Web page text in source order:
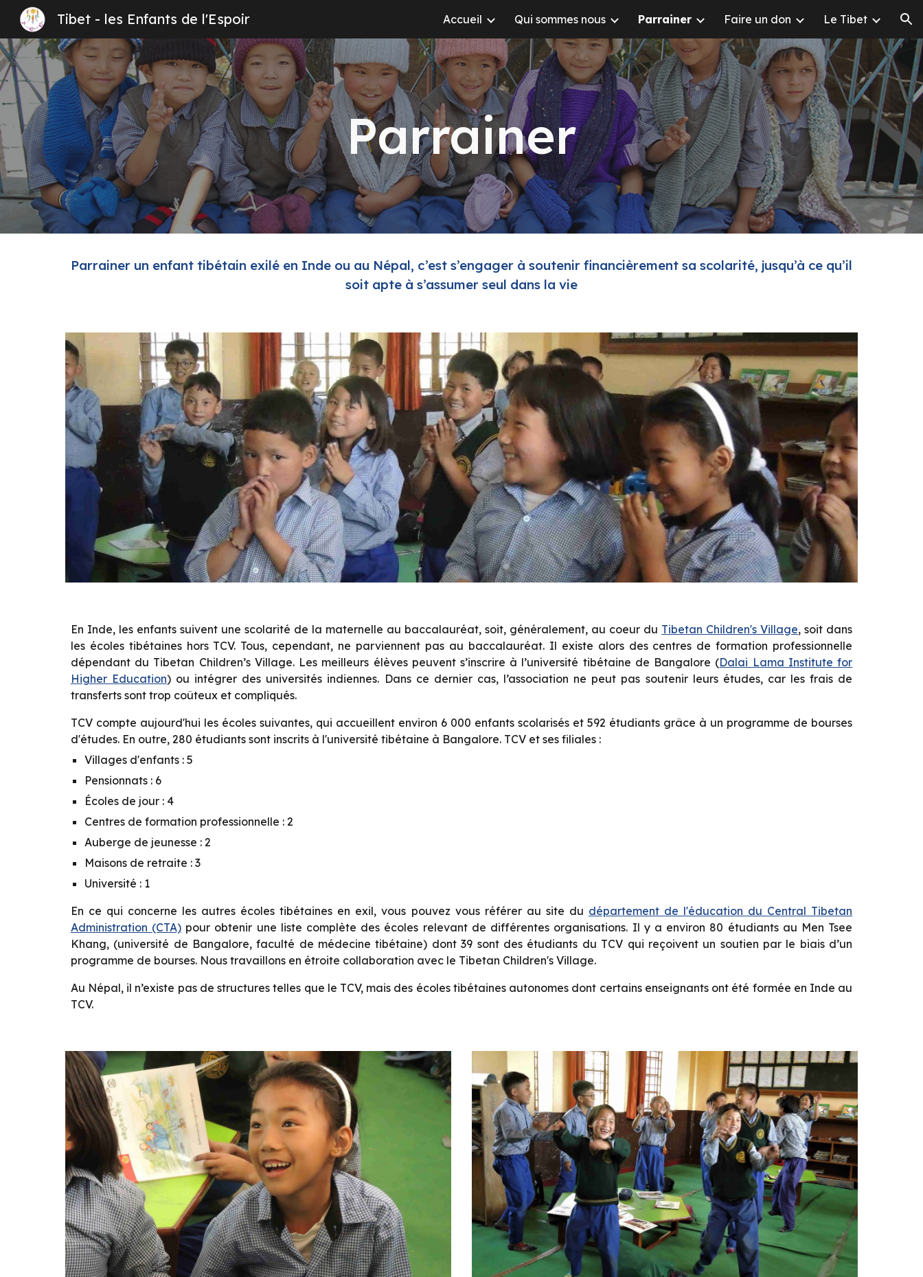
Skip to navigation
Tibet - les Enfants de l'Espoir Accueil Qui sommes nous Parrainer Faire un don Le Tibet
Parrainer
Parrainer un enfant tibétain exilé en Inde ou au Népal, c’est s’engager à soutenir financièrement sa scolarité, jusqu’à ce qu’il
soit apte à s’assumer seul dans la vie
En Inde, les enfants suivent une scolarité de la maternelle au baccalauréat, soit, généralement, au coeur du Tibetan Children's Village, soit dans
les écoles tibétaines hors TCV. Tous, cependant, ne parviennent pas au baccalauréat. Il existe alors des centres de formation professionnelle
dépendant du Tibetan Children’s Village. Les meilleurs élèves peuvent s’inscrire à l’université tibétaine de Bangalore (Dalai Lama Institute for
Higher Education) ou intégrer des universités indiennes. Dans ce dernier cas, l’association ne peut pas soutenir leurs études, car les frais de
transferts sont trop coûteux et compliqués.
TCV compte aujourd'hui les écoles suivantes, qui accueillent environ 6 000 enfants scolarisés et 592 étudiants grâce à un programme de bourses
d'études. En outre, 280 étudiants sont inscrits à l'université tibétaine à Bangalore. TCV et ses filiales :
Villages d'enfants : 5
Pensionnats : 6
Écoles de jour : 4
Centres de formation professionnelle : 2
Auberge de jeunesse : 2
Maisons de retraite : 3
Université : 1
En ce qui concerne les autres écoles tibétaines en exil, vous pouvez vous référer au site du département de l'éducation du Central Tibetan
Administration (CTA) pour obtenir une liste complète des écoles relevant de différentes organisations. Il y a environ 80 étudiants au Men Tsee
Khang, (université de Bangalore, faculté de médecine tibétaine) dont 39 sont des étudiants du TCV qui reçoivent un soutien par le biais d’un
programme de bourses. Nous travaillons en étroite collaboration avec le Tibetan Children's Village.
Au Népal, il n’existe pas de structures telles que le TCV, mais des écoles tibétaines autonomes dont certains enseignants ont été formée en Inde au
TCV.